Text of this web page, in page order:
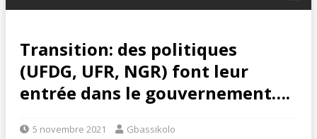
Transition: des politiques
(UFDG, UFR, NGR) font leur
entrée dans le gouvernement….
5 novembre 2021 Gbassikolo